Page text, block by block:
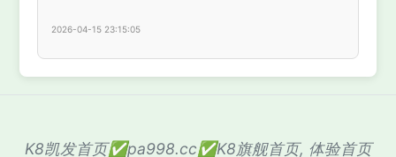
2026-04-15 23:15:05
K8凯发首页✅pa998.cc✅K8旗舰首页, 体验首页